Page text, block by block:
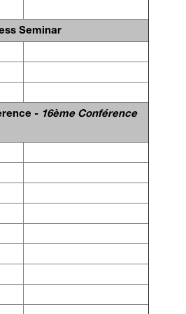
Seminar
- 16ème Conférence